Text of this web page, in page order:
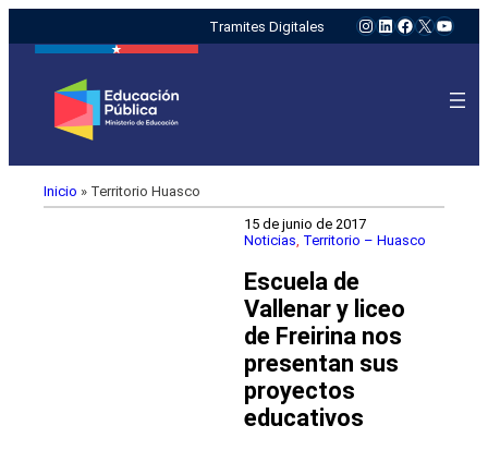
Tramites Digitales Instagram
LinkedIn
Facebook
X
Inicio » Territorio Huasco
15 de junio de 2017
Noticias Territorio – Huasco
Escuela de
Vallenar y liceo
de Freirina nos
presentan sus
proyectos
educativos